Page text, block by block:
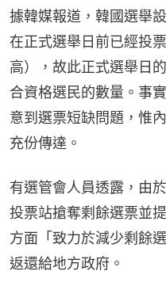
據韓媒報道，韓國選舉
在正式選舉日前已經投
高），故此正式選舉日
合資格選民的數量。事
意到選票短缺問題，惟
充份傳達。
有選管會人員透露，由
投票站搶奪剩餘選票並
方面「致力於減少剩餘
返還給地方政府。